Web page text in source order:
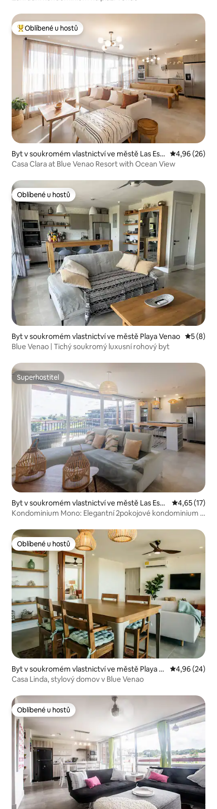
Nejlepší v kategorii Oblíbené u hostů
Oblíbené u hostů
Byt v soukromém vlastnictví ve městě Las Esc
obas del Venado
Průměrné
4,96 (26)
Casa Clara at Blue Venao Resort with Ocean View
Oblíbené u hostů
Oblíbené u hostů
Byt v soukromém vlastnictví ve městě Playa Venao
5 (8)
Blue Venao | Tichý soukromý luxusní rohový byt
Superhostitel
Superhostitel
Byt v soukromém vlastnictví ve městě Las Esco
bas del Venado
Průměrné
4,65 (17)
Kondominium Mono: Elegantní 2pokojové kondominium -
Oblíbené u hostů
Oblíbené u hostů
Byt v soukromém vlastnictví ve městě Playa V
enao
Průměrné
4,96 (24)
Casa Linda, stylový domov v Blue Venao
Oblíbené u hostů
Oblíbené u hostů